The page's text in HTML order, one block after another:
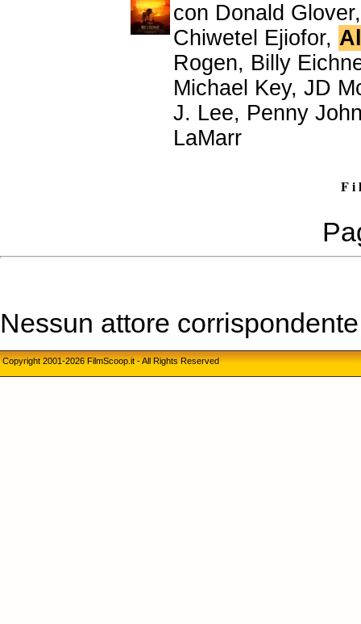
con Donald
Chiwetel Ejiofor,
Rogen, Billy
Michael Key, JD
J. Lee, Penny
LaMarr
F i
Nessun attore
Copyright 2001-2026 FilmScoop.it - All Rights Reserved